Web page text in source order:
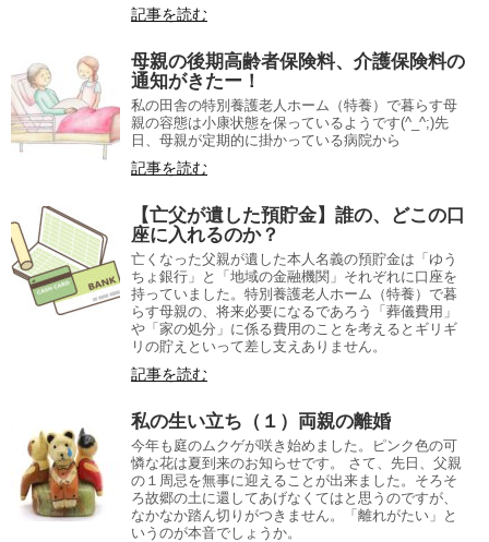
記事を読む
母親の後期高齢者保険料、介護保険料の
通知がきたー！
私の田舎の特別養護老人ホーム（特養）で暮らす母
親の容態は小康状態を保っているようです(^_^;)先
日、母親が定期的に掛かっている病院から
記事を読む
【亡父が遺した預貯金】誰の、どこの口
座に入れるのか？
亡くなった父親が遺した本人名義の預貯金は「ゆう
ちょ銀行」と「地域の金融機関」それぞれに口座を
持っていました。特別養護老人ホーム（特養）で暮
らす母親の、将来必要になるであろう「葬儀費用」
や「家の処分」に係る費用のことを考えるとギリギ
リの貯えといって差し支えありません。
記事を読む
私の生い立ち（１）両親の離婚
今年も庭のムクゲが咲き始めました。ピンク色の可
憐な花は夏到来のお知らせです。 さて、先日、父親
の１周忌を無事に迎えることが出来ました。そろそ
ろ故郷の土に還してあげなくてはと思うのですが、
なかなか踏ん切りがつきません。「離れがたい」と
いうのが本音でしょうか。